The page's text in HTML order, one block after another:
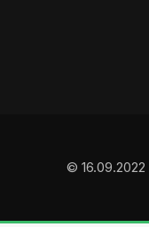
© 16.09.2022